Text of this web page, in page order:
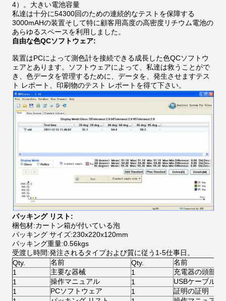
4）。大きい電池容量
私達は十分に54300回のための連続的なテストを保障する
3000mAHの装置そして特に顧客用高度の高密度リチウム電池の
あらゆるスペースを利用しました。
自由な色QCソフトウェア:
装置はPCによって測色計を接続できる成長した色QCソフトウ
ェアとあります。ソフトウェアによって、私達は救うことがで
き、色データを管理するために、データを、発生させますテス
ト レポート、印刷物のテスト レポートを得て下さい。
パッキング リスト:
梱包材:カートン箱が付いている泡
パッキング サイズ:230x220x120mm
パッキング重量:0.56kgs
受渡し時間:発注されるタイプおよび質に従う1-5仕事日。
Qty.
名前 Qty.
名前
1
主要な器械 1
充電器の頭部
1
操作マニュアル 1
USBケーブル
1
PCソフトウェア 1
証明の証明